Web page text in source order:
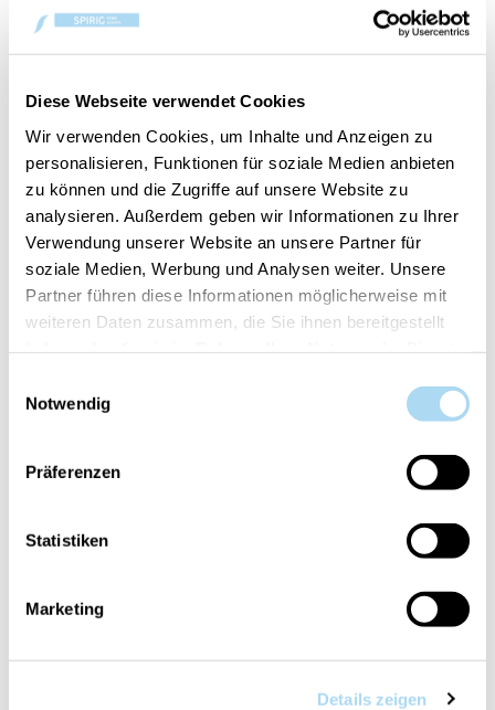
Diese Webseite verwendet Cookies
Wir verwenden Cookies, um Inhalte und Anzeigen zu
personalisieren, Funktionen für soziale Medien anbieten
zu können und die Zugriffe auf unsere Website zu
analysieren. Außerdem geben wir Informationen zu Ihrer
Verwendung unserer Website an unsere Partner für
soziale Medien, Werbung und Analysen weiter. Unsere
Partner führen diese Informationen möglicherweise mit
weiteren Daten zusammen, die Sie ihnen bereitgestellt
Notwendig
Präferenzen
Statistiken
Marketing
Details zeigen
Hazelnut Roast, Wood Smoke
Ogni combinazione di profumi crea un'esperienza
profumi si intrecciano.
(Prezzo per pezzo)
AGGIUNGI AL CARRELLO
Cod.: 10.93205.0000-1